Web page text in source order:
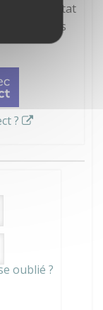
par l'Etat
à vos
?
oublié ?